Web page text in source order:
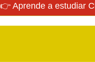
👉 Aprende a estudiar